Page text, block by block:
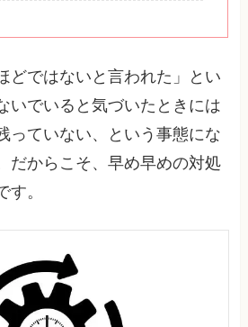
どではないと言われた」とい
いでいると気づいたときには
っていない、という事態にな
だからこそ、早め早めの対処
す。